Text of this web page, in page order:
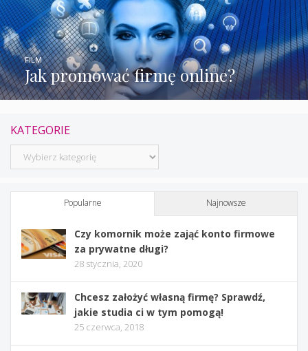
Jak promować firmę online?
FILM
KATEGORIE
Kategorie
Popularne Najnowsze
Czy komornik może zająć konto firmowe
za prywatne długi?
28 stycznia, 2020
Chcesz założyć własną firmę? Sprawdź,
jakie studia ci w tym pomogą!
25 czerwca, 2018